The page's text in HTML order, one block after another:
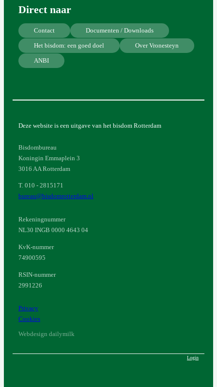
Direct naar
Contact Documenten / Downloads
Het bisdom: een goed doel Over Vronesteyn
ANBI
Deze website is een uitgave van het bisdom Rotterdam
Bisdombureau
Koningin Emmaplein 3
3016 AA Rotterdam
T. 010 - 2815171
bureau@bisdomrotterdam.nl
Rekeningnummer
NL30 INGB 0000 4643 04
KvK-nummer
74900595
RSIN-nummer
2991226
Privacy
Cookies
Webdesign dailymilk
Login